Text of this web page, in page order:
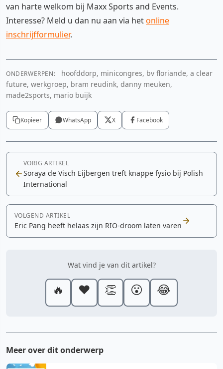
van harte welkom bij Maxx Sports and Events.
Interesse? Meld u dan nu aan via hetonline
inschrijfformulier.
ONDERWERPEN:
hoofddorp, minicongres, bv floriande, a clear
future, werkgroep, bram reudink, danny meuken,
made2sports, mario buijk
Kopieer WhatsApp X Facebook
VORIG ARTIKEL
Soraya de Visch Eijbergen treft knappe fysio bij Polish
International
VOLGEND ARTIKEL
Eric Pang heeft helaas zijn RIO-droom laten varen
Wat vind je van dit artikel?
🔥 ❤️ 👏 😮 😂
Meer over dit onderwerp